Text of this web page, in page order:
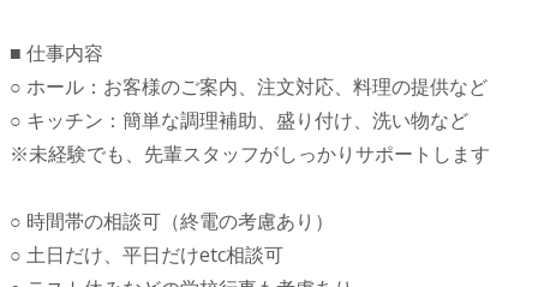
■ 仕事内容
○ ホール：お客様のご案内、注文対応、料理の提供など
○ キッチン：簡単な調理補助、盛り付け、洗い物など
※未経験でも、先輩スタッフがしっかりサポートします
○ 時間帯の相談可（終電の考慮あり）
○ 土日だけ、平日だけetc相談可